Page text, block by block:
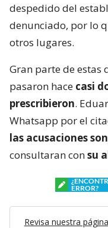
despedido del
denunciado, por lo
otros lugares.
Gran parte de estas
pasaron hace casi
prescribieron.
Whatsapp por el
las acusaciones
consultaran consu
ERROR?
Revisa nuestra